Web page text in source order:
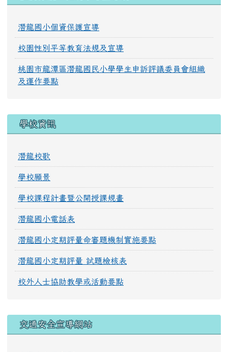
潛龍國小個資保護宣導
校園性別平等教育法規及宣導
桃園市龍潭區潛龍國民小學學生申訴評議委員會組織
及運作要點
學校資訊
潛龍校歌
學校願景
學校課程計畫暨公開授課規畫
潛龍國小電話表
潛龍國小定期評量命審題機制實施要點
潛龍國小定期評量 試題檢核表
校外人士協助教學或活動要點
交通安全宣導網站